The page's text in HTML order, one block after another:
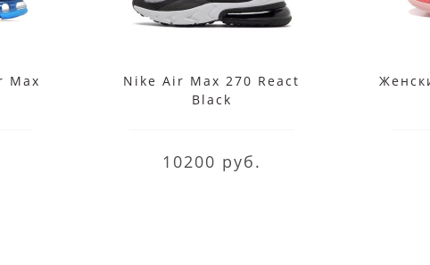
Max
Nike Air Max 270 React
Black
10200 руб.